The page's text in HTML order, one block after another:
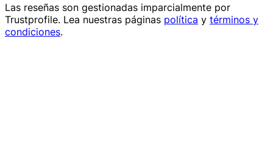
Las reseñas son gestionadas imparcialmente por
Trustprofile. Lea nuestras páginas política y términos y
condiciones.